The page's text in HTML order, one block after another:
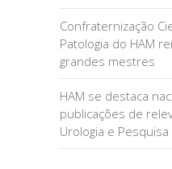
Confraternização
Patologia do HAM
grandes mestres
HAM se destaca
publicações de
Urologia e Pesquisa